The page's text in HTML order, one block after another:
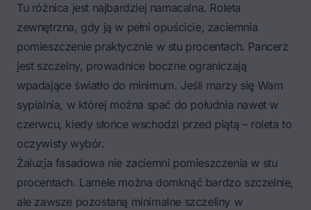
Tu różnica jest najbardziej namacalna. Roleta
zewnętrzna, gdy ją w pełni opuścicie, zaciemnia
pomieszczenie praktycznie w stu procentach. Pancerz
jest szczelny, prowadnice boczne ograniczają
wpadające światło do minimum. Jeśli marzy się Wam
sypialnia, w której można spać do południa nawet w
czerwcu, kiedy słońce wschodzi przed piątą – roleta to
oczywisty wybór.
Żaluzja fasadowa nie zaciemni pomieszczenia w stu
procentach. Lamele można domknąć bardzo szczelnie,
ale zawsze pozostaną minimalne szczeliny w